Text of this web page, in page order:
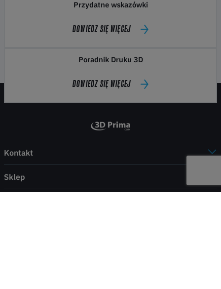
Przydatne wskazówki
DOWIEDZ SIĘ WIĘCEJ
Poradnik Druku 3D
DOWIEDZ SIĘ WIĘCEJ
Kontakt
Sklep